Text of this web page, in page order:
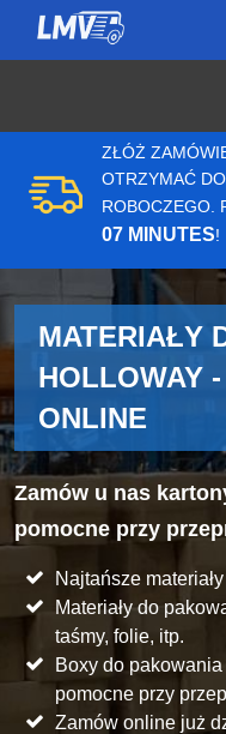
ZŁÓŻ
OTRZYMAĆ
ROBOCZEGO.
07 MINUTES!
MATERIAŁY
HOLLOWAY
ONLINE
Zamów u nas
pomocne przy
Najtańsze
Materiały do
taśmy, folie, itp.
Boxy do
pomocne przy
Zamów online już